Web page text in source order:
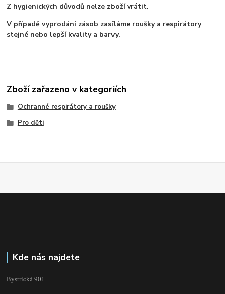
Z hygienických důvodů nelze zboží vrátit.
V případě vyprodání zásob zasíláme roušky a respirátory
stejné nebo lepší kvality a barvy.
Zboží zařazeno v kategoriích
Ochranné respirátory a roušky
Pro děti
Kde nás najdete
Bystrická 901